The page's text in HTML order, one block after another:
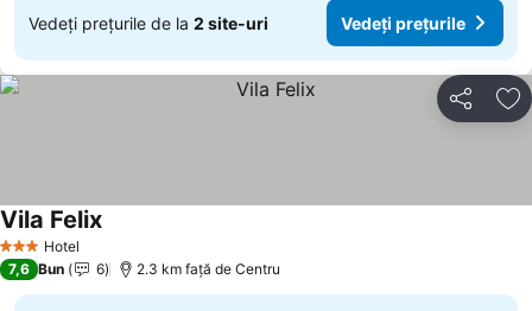
Vedeți prețurile de la 2 site-uri Vedeți prețurile
Distribuiți
3 SteleHotel
Vila Felix
7,6 Bun 6 2.3 km faţă de Centru